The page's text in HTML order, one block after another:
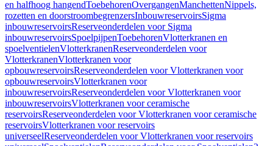
en halfhoog hangendToebehorenOvergangenManchettenNippels,
rozetten en doorstroombegrenzersInbouwreservoirsSigma
inbouwreservoirsReserveonderdelen voor Sigma
inbouwreservoirsSpoelpijpenToebehorenVlotterkranen en
spoelventielenVlotterkranenReserveonderdelen voor
VlotterkranenVlotterkranen voor
opbouwreservoirsReserveonderdelen voor Vlotterkranen voor
opbouwreservoirsVlotterkranen voor
inbouwreservoirsReserveonderdelen voor Vlotterkranen voor
inbouwreservoirsVlotterkranen voor ceramische
reservoirsReserveonderdelen voor Vlotterkranen voor ceramische
reservoirsVlotterkranen voor reservoirs
universeelReserveonderdelen voor Vlotterkranen voor reservoirs